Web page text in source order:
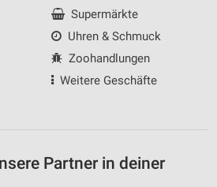
Supermärkte
Uhren & Schmuck
Zoohandlungen
Weitere Geschäfte
Partner in deiner